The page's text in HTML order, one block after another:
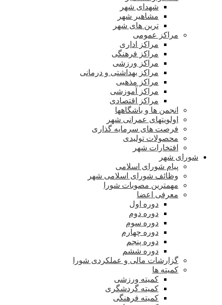
شهدای شهر
مشاهیر شهر
ترین های شهر
مراکز عمومی
مراکز اداری
مراکز فرهنگی
مراکز ورزشی
مراکز بهداشتی و درمانی
مراکز مذهبی
مراکز آموزشی
مراکز اقتصادی
انجمن ها و باشگاهها
اولویتهای عمرانی شهر
فرصت های سرمایه گذاری
محصولات تولیدی
افتخارات شهر
شورای شهر
پیام شورای اسلامی
وظائف شورای اسلامی شهر
مهمترین مصوبات شورا
معرفی اعضا
دوره اول
دوره دوم
دوره سوم
دوره چهارم
دوره پنجم
دوره ششم
گزارشات مالی و عملکردی شورا
کمیته ها
کمیته ورزشی
کمیته گردشگری
کمیته فرهنگی